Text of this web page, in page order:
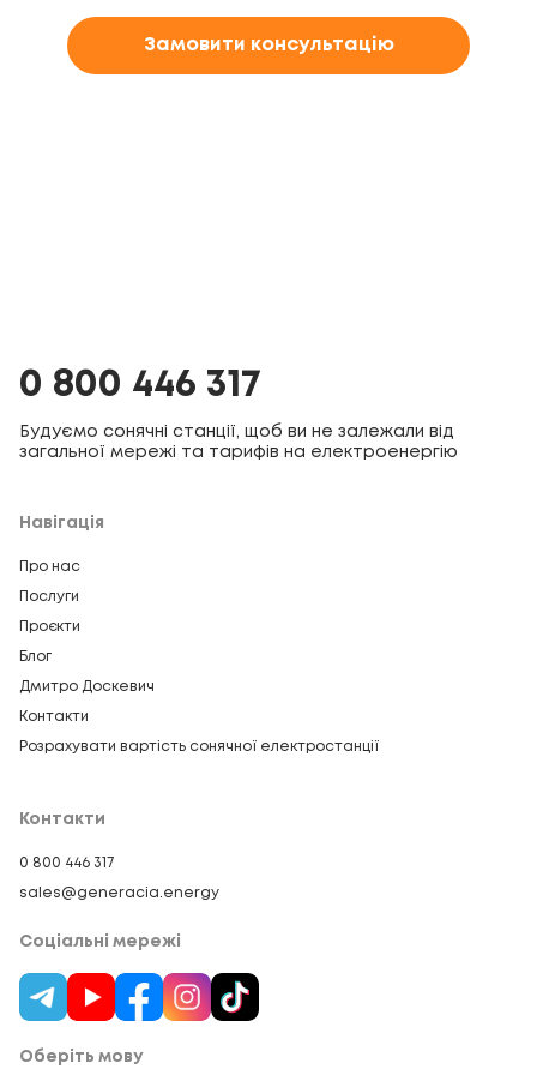
Замовити консультацію
0 800 446 317
Будуємо сонячні станції, щоб ви не залежали від
загальної мережі та тарифів на електроенергію
Навігація
Про нас
Послуги
Проєкти
Блог
Дмитро Доскевич
Контакти
Розрахувати вартість сонячної електростанції
Контакти
0 800 446 317
sales@generacia.energy
Соціальні мережі
Оберіть мову